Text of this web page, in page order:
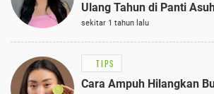
Ulang Tahun di Panti
Anggun dengan Kaftan
sekitar 1 tahun lalu
TIPS
Cara Ampuh Hilangkan